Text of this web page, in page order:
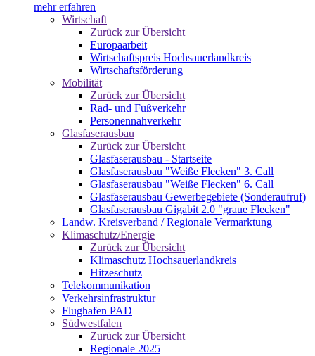
mehr erfahren
Wirtschaft
Zurück zur Übersicht
Europaarbeit
Wirtschaftspreis Hochsauerlandkreis
Wirtschaftsförderung
Mobilität
Zurück zur Übersicht
Rad- und Fußverkehr
Personennahverkehr
Glasfaserausbau
Zurück zur Übersicht
Glasfaserausbau - Startseite
Glasfaserausbau "Weiße Flecken" 3. Call
Glasfaserausbau "Weiße Flecken" 6. Call
Glasfaserausbau Gewerbegebiete (Sonderaufruf)
Glasfaserausbau Gigabit 2.0 "graue Flecken"
Landw. Kreisverband / Regionale Vermarktung
Klimaschutz/Energie
Zurück zur Übersicht
Klimaschutz Hochsauerlandkreis
Hitzeschutz
Telekommunikation
Verkehrsinfrastruktur
Flughafen PAD
Südwestfalen
Zurück zur Übersicht
Regionale 2025